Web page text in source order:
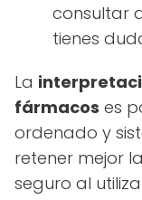
consultar
tienes
La
fármacos es
ordenado y
retener mejor
seguro al